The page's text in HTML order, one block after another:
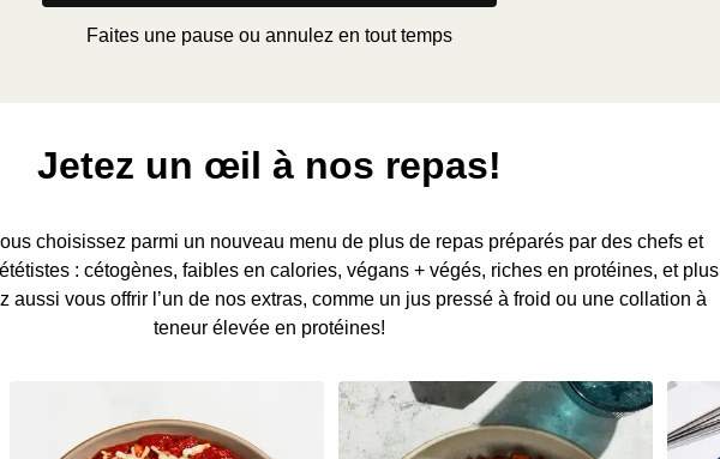
Faites une pause ou annulez en tout temps
Jetez un œil à nos repas!
choisissez parmi un nouveau menu de plus de repas préparés par des chefs et
: cétogènes, faibles en calories, végans + végés, riches en protéines, et plus
aussi vous offrir l’un de nos extras, comme un jus pressé à froid ou une collation à
teneur élevée en protéines!